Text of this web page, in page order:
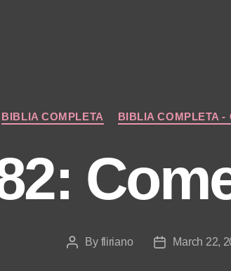
Categories
BIBLIA COMPLETA BIBLIA COMPLETA -
PostBy fliriano
PostMarch 22,